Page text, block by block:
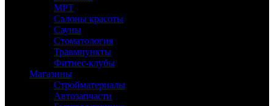
МРТ
Салоны красоты
Сауны
Стоматология
Травмпункты
Фитнес-клубы
Магазины
Стройматериалы
Автозапчасти